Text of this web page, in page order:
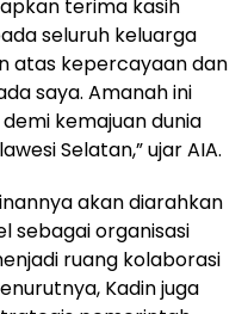
terima kasih
seluruh keluarga
atas kepercayaan dan
saya. Amanah ini
kemajuan dunia
Selatan,” ujar AIA.
akan diarahkan
sebagai organisasi
ruang kolaborasi
Kadin juga